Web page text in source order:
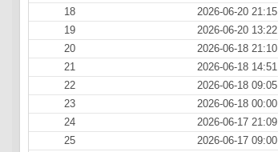
18
2026-06-20 21:15
19
2026-06-20 13:22
20
2026-06-18 21:10
21
2026-06-18 14:51
22
2026-06-18 09:05
23
2026-06-18 00:00
24
2026-06-17 21:09
25
2026-06-17 09:00